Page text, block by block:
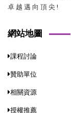
卓 越 邁 向 頂 尖 !
網站地圖
課程討論
贊助單位
相關資源
授權推薦